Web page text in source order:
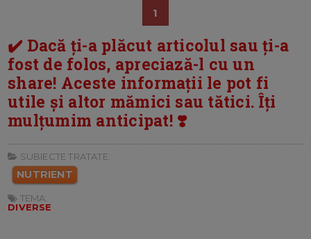
1
✔️ Dacă ți-a plăcut articolul sau ți-a
fost de folos, apreciază-l cu un
share! Aceste informații le pot fi
utile și altor mămici sau tătici. Îți
mulțumim anticipat! ❣️
SUBIECTE TRATATE:
NUTRIENT
TEMA:
DIVERSE